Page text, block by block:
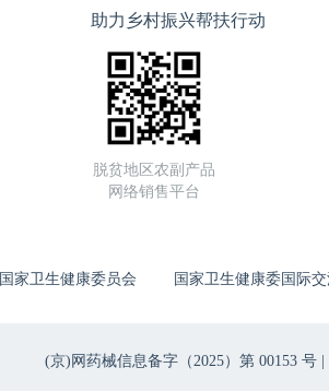
助力乡村振兴帮扶行动
脱贫地区农副产品
网络销售平台
国家卫生健康委员会 国家卫生健康委国际
(京)网药械信息备字（2025）第 00153 号 |